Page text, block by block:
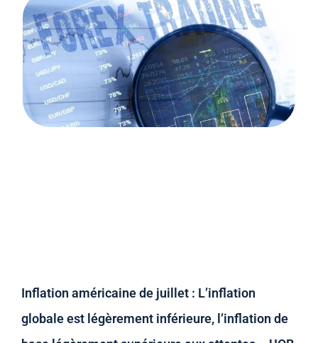
Inflation américaine de juillet : L’inflation
globale est légèrement inférieure, l’inflation de